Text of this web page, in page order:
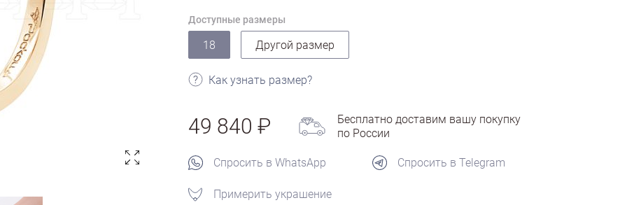
Доступные размеры
18 Другой размер
Как узнать размер?
49 840
Бесплатно доставим вашу покупку
по России
Спросить в WhatsApp Спросить в Telegram
Примерить украшение